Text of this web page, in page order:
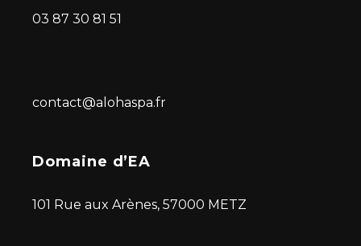
03 87 30 81 51
contact@alohaspa.fr
Domaine d’EA
101 Rue aux Arènes, 57000 METZ